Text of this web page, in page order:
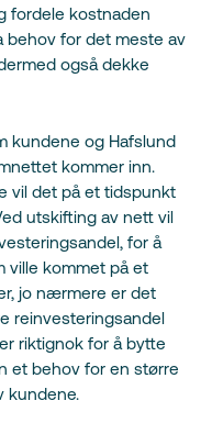
fordele kostnaden
behov for det meste av
også dekke
kundene og Hafslund
kommer inn.
vil det på et tidspunkt
utskifting av nett vil
for å
ville kommet på et
jo nærmere er det
reinvesteringsandel
riktignok for å bytte
et behov for en større
kundene.